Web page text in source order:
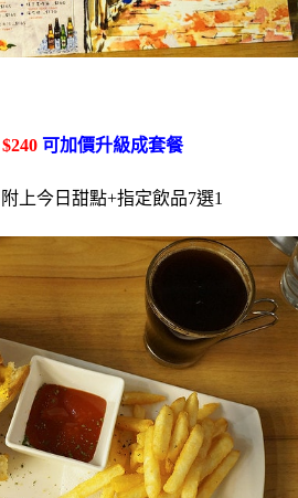
$240 可加價升級成套餐
附上今日甜點+指定飲品7選1